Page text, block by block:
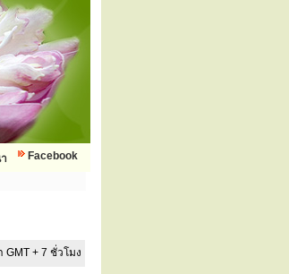
Facebook
GMT + 7 ชั่วโมง